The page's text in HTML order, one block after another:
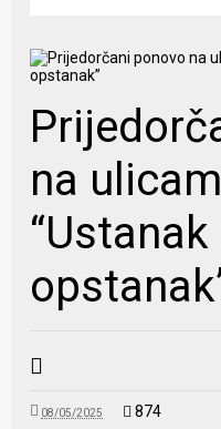
na
“Ustanak
08/05/2025 874